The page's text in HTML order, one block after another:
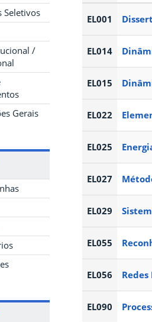
Seletivos
/
Gerais
EL001
EL014
EL015
EL022
EL025
EL027
EL029
EL055
EL056
EL090